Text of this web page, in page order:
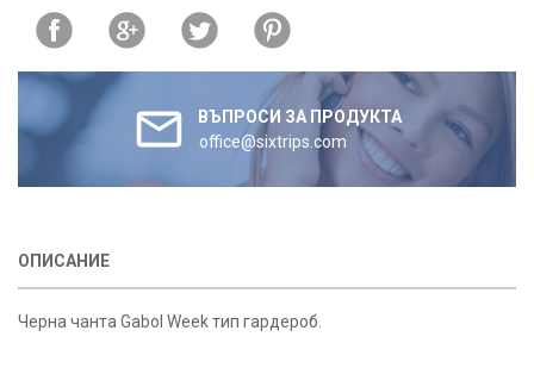
ВЪПРОСИ ЗА ПРОДУКТА
office@sixtrips.com
ОПИСАНИЕ
Черна чанта Gabol Week тип гардероб.